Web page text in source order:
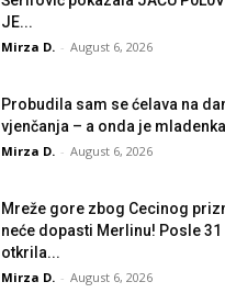
JE...
Mirza D. - August 6, 2026
Probudila sam se ćelava na
vjenčanja – a onda je
Mirza D. - August 6, 2026
Mreže gore zbog Cecinog
neće dopasti Merlinu! Posle
otkrila...
Mirza D. - August 6, 2026